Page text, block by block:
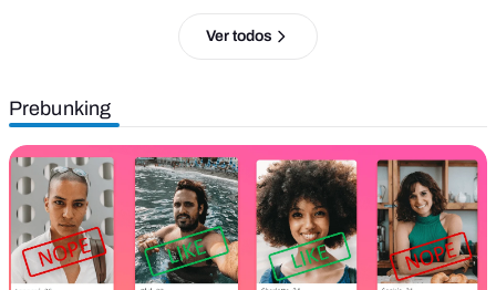
Ver todos
Prebunking